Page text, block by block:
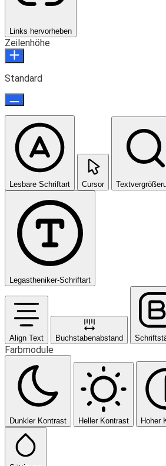
Links hervorheben
Zeilenhöhe
Standard
Lesbare Schriftart Cursor
Legastheniker-Schriftart
Align Text Buchstabenabstand
Farbmodule
Dunkler Kontrast Heller Kontrast Hoher